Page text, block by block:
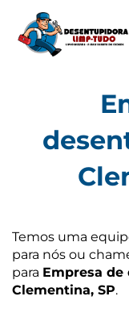
Temos uma
para nós ou
para Empresa
Clementina, SP.